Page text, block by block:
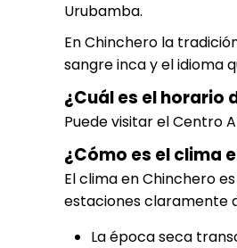
Urubamba.
En Chinchero la
sangre inca y el idioma
¿Cuál es el horario
Puede visitar el Centro
¿Cómo es el clima
El clima en Chinchero
estaciones claramente
La época seca